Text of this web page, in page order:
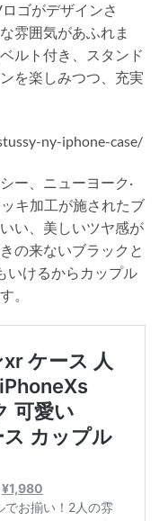
ゴがデザインさ
雰囲気があふれま
ルト付き、スタンド
を楽しみつつ、充実
ny-iphone-case/
ー、ニューヨーク·
キ加工が施されたブ
い、美しいツヤ感が
の来ないブラックと
いけるからカップル
。